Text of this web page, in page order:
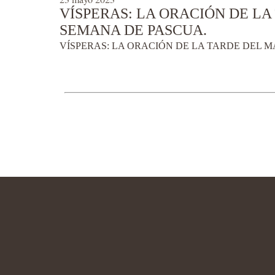
VÍSPERAS: LA ORACIÓN DE
SEMANA DE PASCUA.
VÍSPERAS: LA ORACIÓN DE LA TARDE DEL